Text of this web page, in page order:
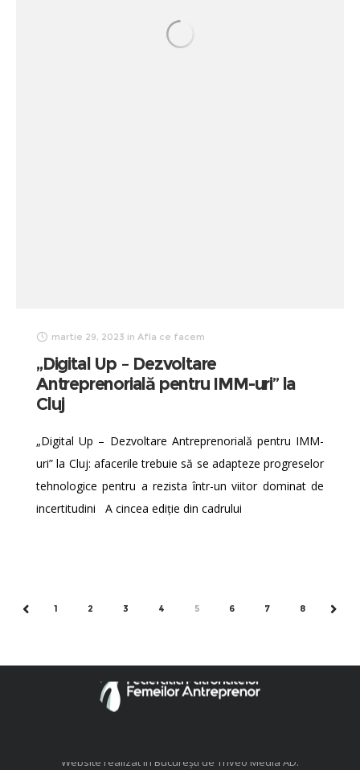
martie 29, 2023 in Afla ce facem
„Digital Up – Dezvoltare
Antreprenorială pentru IMM-uri” la
Cluj
„Digital Up – Dezvoltare Antreprenorială pentru IMM-
uri” la Cluj: afacerile trebuie să se adapteze progreselor
tehnologice pentru a rezista într-un viitor dominat de
incertitudini A cincea ediție din cadrului
PREV1 2 3 4 5 6 7 8 NEXT
Website realizat în București de Triveo Media AD.